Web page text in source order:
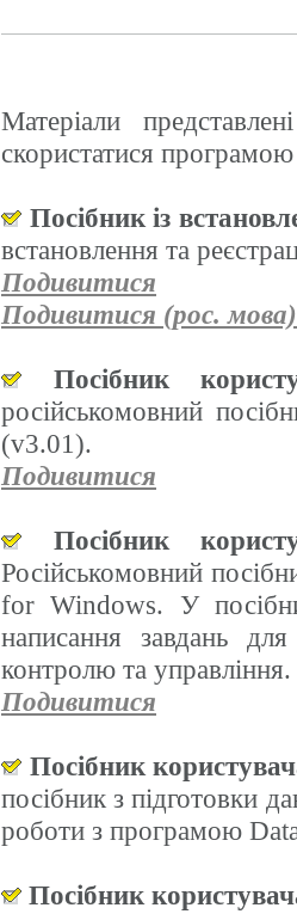
Матеріали
скористатися
Посібник із
встановлення та
Подивитися
Подивитися (рос. мова)
Посібник
російськомовний
(v3.01).
Подивитися
Посібник
Російськомовний
for Windows. У
написання завдань
контролю та управління.
Подивитися
Посібник
посібник з підготовки
роботи з програмою
Посібник